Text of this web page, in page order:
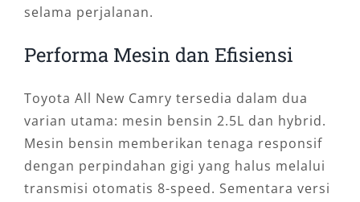
selama perjalanan.
Performa Mesin dan Efisiensi
Toyota All New Camry tersedia dalam dua
varian utama: mesin bensin 2.5L dan hybrid.
Mesin bensin memberikan tenaga responsif
dengan perpindahan gigi yang halus melalui
transmisi otomatis 8-speed. Sementara versi